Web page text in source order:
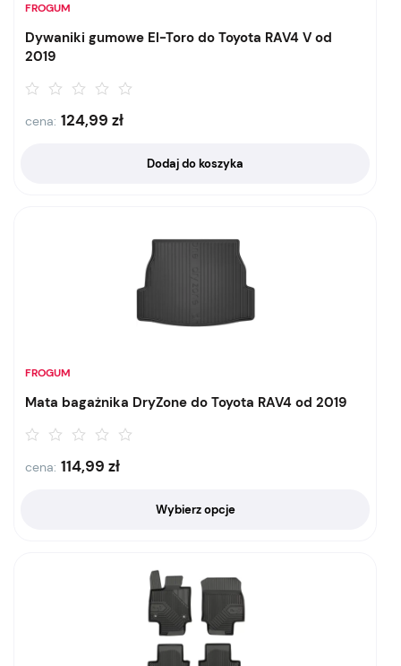
FROGUM
Dywaniki gumowe El-Toro do Toyota RAV4 V od
2019
cena: 124,99 zł
Dodaj do koszyka
FROGUM
Mata bagażnika DryZone do Toyota RAV4 od 2019
cena: 114,99 zł
Wybierz opcje